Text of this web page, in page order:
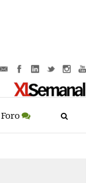
Foro